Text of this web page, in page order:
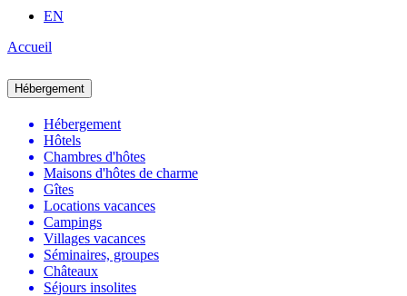
EN
Accueil
Hébergement
Hébergement
Hôtels
Chambres d'hôtes
Maisons d'hôtes de charme
Gîtes
Locations vacances
Campings
Villages vacances
Séminaires, groupes
Châteaux
Séjours insolites